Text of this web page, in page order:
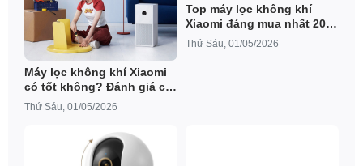
Máy lọc không khí Xiaomi
có tốt không? Đánh giá chi
tiết trước khi mua
Thứ Sáu, 01/05/2026
Top máy lọc không khí
Xiaomi đáng mua nhất 2026
– Giá tốt, lọc sạch bụi mịn
Thứ Sáu, 01/05/2026